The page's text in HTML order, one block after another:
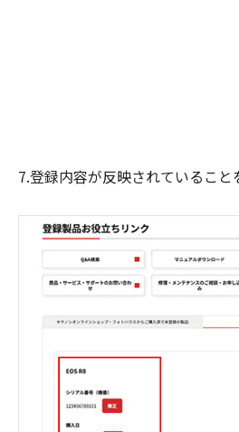
7.登録内容が反映されていること